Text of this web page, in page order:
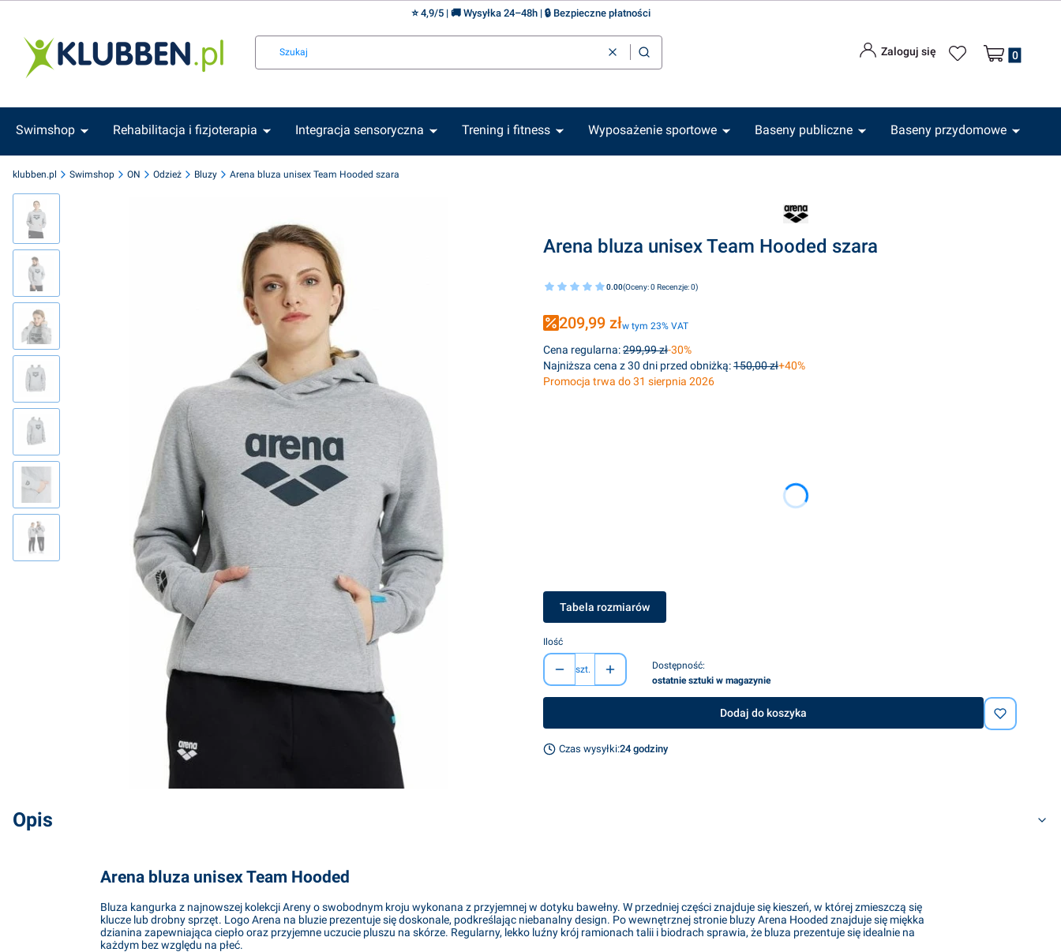
⭐ 4,9/5 | 🚚 Wysyłka 24–48h | 🔒 Bezpieczne płatności
WyczyśćSzukaj
Zaloguj się Produkty w
Swimshop Rehabilitacja i fizjoterapia Integracja sensoryczna Trening i fitness Wyposażenie sportowe Baseny publiczne Baseny przydomowe
klubben.pl Swimshop ON Odzież Bluzy Arena bluza unisex Team Hooded szara
Arena bluza unisex Team Hooded szara
0.00(Oceny: 0 Recenzje: 0)
209,99 złw tym 23% VAT
w tym 23% VAT
Cena regularna:299,99 zł-30%
Najniższa cena z 30 dni przed obniżką:150,00 zł+40%
Promocja trwa do 31 sierpnia 2026
Tabela rozmiarów
Ilość
szt.
Dostępność:
ostatnie sztuki w magazynie
Dodaj do koszyka
Czas wysyłki:24 godziny
Opis
Arena bluza unisex Team Hooded
Bluza kangurka z najnowszej kolekcji Areny o swobodnym kroju wykonana z przyjemnej w dotyku bawełny. W przedniej części znajduje się kieszeń, w której zmieszczą się
klucze lub drobny sprzęt. Logo Arena na bluzie prezentuje się doskonale, podkreślając niebanalny design. Po wewnętrznej stronie bluzy Arena Hooded znajduje się miękka
dzianina zapewniająca ciepło oraz przyjemne uczucie pluszu na skórze. Regularny, lekko luźny krój ramionach talii i biodrach sprawia, że bluza prezentuje się idealnie na
każdym bez względu na płeć.